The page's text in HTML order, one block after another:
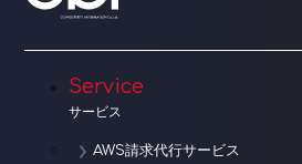
シ
ョ Service
サービス
AWS請求代行サービス